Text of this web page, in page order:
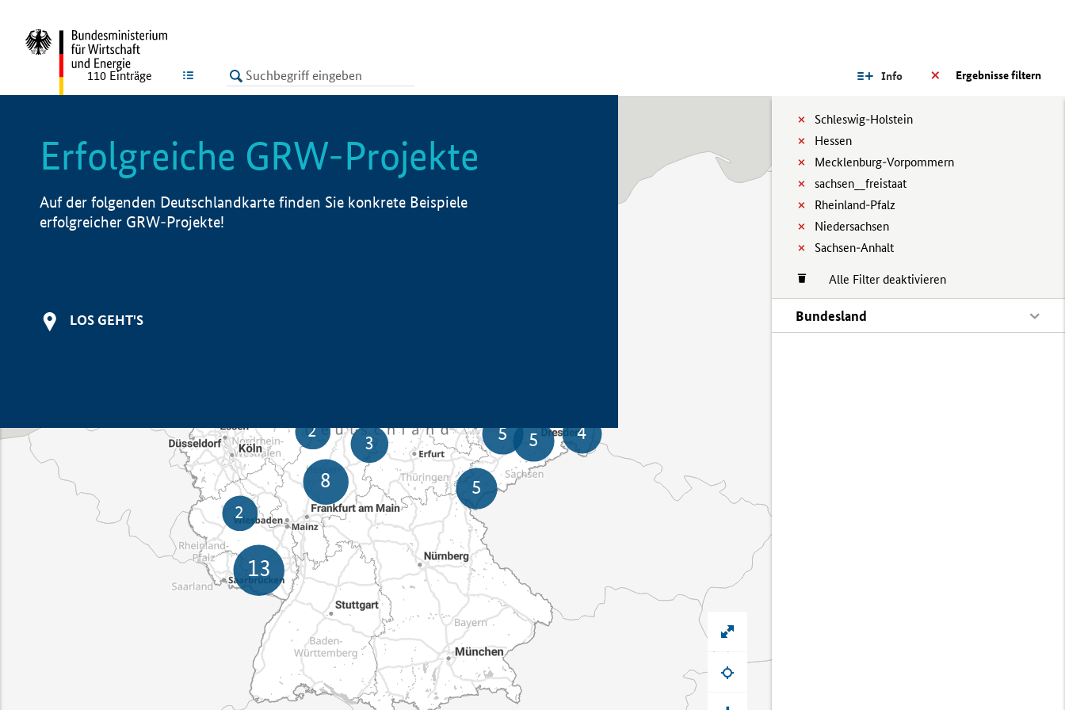
LISTE Ergebnisse filtern
Info
Schleswig-Holstein
Hessen
Mecklenburg-Vorpommern
sachsen__freistaat
Rheinland-Pfalz
Niedersachsen
Sachsen-Anhalt
Alle Filter deaktivieren
Bundesland
110 Einträge
Erfolgreiche GRW-Projekte
Auf der folgenden Deutschlandkarte finden Sie konkrete Beispiele
erfolgreicher GRW-Projekte!
LOS GEHT'S